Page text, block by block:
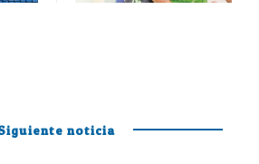
noticia